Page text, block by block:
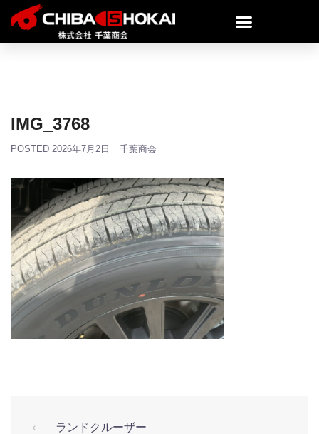
IMG_3768
POSTED 2026年7月2日 千葉商会
⟵
ランドクルーザー